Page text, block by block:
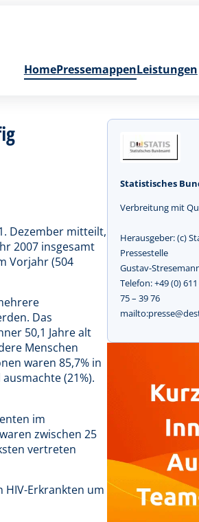
HomePressemappenLeistungen
Dezember mitteilt,
2007 insgesamt
Vorjahr (504
Das
50,1 Jahre alt
Menschen
waren 85,7% in
(21%).
im
zwischen 25
vertreten
HIV-Erkrankten um
Statistisches
Verbreitung mit
Herausgeber: (c)
Pressestelle
Gustav-
Telefon: +49 (0)
75 – 39 76